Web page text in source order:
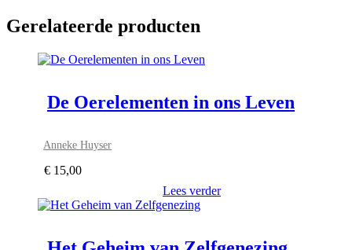
Gerelateerde producten
De Oerelementen in ons Leven
Anneke Huyser
€ 15,00
Lees verder